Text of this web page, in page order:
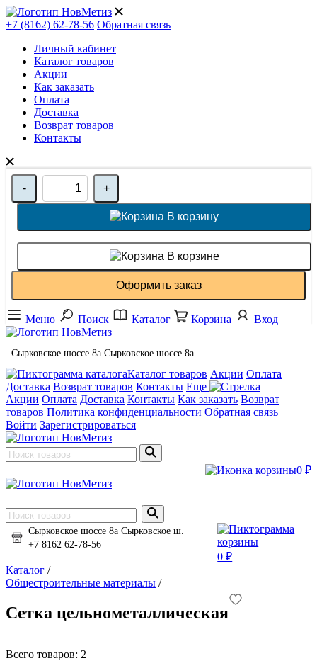
+7 (8162) 62-78-56 Обратная связь
Личный кабинет
Каталог товаров
Акции
Как заказать
Оплата
Доставка
Возврат товаров
Контакты
- +
В корзину
В корзине
Оформить заказ
Меню Поиск Каталог Корзина Вход
Сырковское шоссе 8а Сырковское шоссе 8а
Каталог товаров Акции Оплата
Доставка Возврат товаров Контакты Еще
Акции Оплата Доставка Контакты Как заказать Возврат
товаров Политика конфиденциальности Обратная связь
Войти Зарегистрироваться
0 ₽
Сырковское шоссе 8а Сырковское ш.
+7 8162 62-78-56
0 ₽
Каталог /
Общестроительные материалы /
Сетка цельнометаллическая
Всего товаров: 2